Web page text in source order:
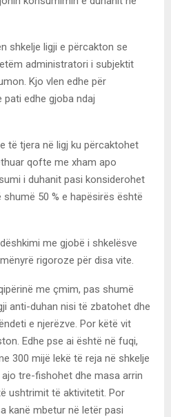
shkelje ligji e përcakton se
administratori i subjektit
Kjo vlen edhe për
edhe gjoba ndaj
të tjera në ligj ku përcaktohet
qofte me xham apo
i duhanit pasi konsiderohet
50 % e hapësirës është
me gjobë i shkelësve
rigoroze për disa vite.
me çmim, pas shumë
anti-duhan nisi të zbatohet dhe
e njerëzve. Por këtë vit
Edhe pse ai është në fuqi,
300 mijë lekë të reja në shkelje
tre-fishohet dhe masa arrin
ushtrimit të aktivitetit. Por
kanë mbetur në letër pasi